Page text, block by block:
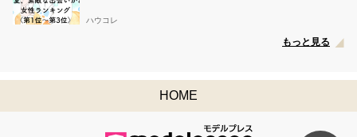
大河内 良羽(りょうは)
@ryoha1230
ベスト500
稿をリポストしてください！…
@ryoha1230
ハウコレ
もっと見る
HOME